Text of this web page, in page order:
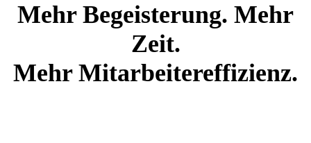
Mehr Begeisterung. Mehr
Zeit.
Mehr Mitarbeitereffizienz.